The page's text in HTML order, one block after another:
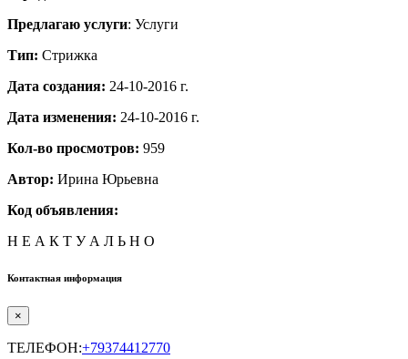
Предлагаю услуги: Услуги
Тип: Стрижка
Дата создания: 24-10-2016 г.
Дата изменения: 24-10-2016 г.
Кол-во просмотров: 959
Автор: Ирина Юрьевна
Код объявления:
Н Е А К Т У А Л Ь Н О
Контактная информация
×
ТЕЛЕФОН:+79374412770